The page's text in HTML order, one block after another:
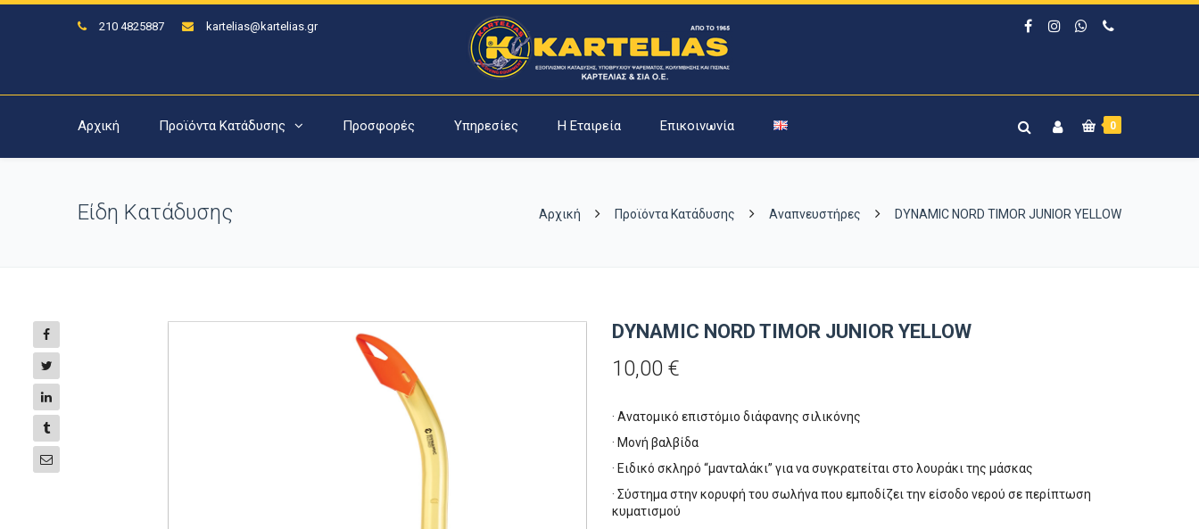
210 4825887 kartelias@kartelias.gr
0
Αρχική Προϊόντα Κατάδυσης Προσφορές Υπηρεσίες Η Εταιρεία Επικοινωνία
Είδη Κατάδυσης Αρχική Προϊόντα Κατάδυσης Αναπνευστήρες DYNAMIC NORD TIMOR JUNIOR YELLOW
DYNAMIC NORD TIMOR JUNIOR YELLOW
10,00€
· Ανατομικό επιστόμιο διάφανης σιλικόνης
· Μονή βαλβίδα
· Ειδικό σκληρό “μανταλάκι” για να συγκρατείται στο λουράκι της μάσκας
· Σύστημα στην κορυφή του σωλήνα που εμποδίζει την είσοδο νερού σε περίπτωση
κυματισμού